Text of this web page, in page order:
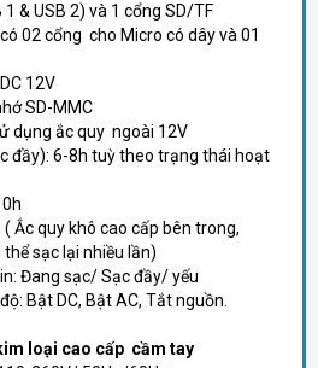
& USB 2) và 1 cổng SD/TF
02 cổng cho Micro có dây và 01
12V
SD-MMC
dụng ắc quy ngoài 12V
đầy): 6-8h tuỳ theo trạng thái hoạt
Ắc quy khô cao cấp bên trong,
sạc lại nhiều lần)
Đang sạc/ Sạc đầy/ yếu
Bật DC, Bật AC, Tắt nguồn.
loại cao cấp cầm tay